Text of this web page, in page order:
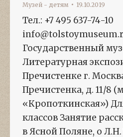
Музей - детям 19.10.2019
Тел.: +7 495 637-74-10
Государственный
Литературная
Пречистенке г.
Пречистенка, д. 11/8
«Кропоткинская»)
классов Занятие
в Ясной Поляне, о